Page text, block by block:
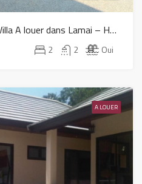
2 Chambre 2 Salle de bain Villa A louer dans Lamai – HV0103
2 2 Oui
A LOUER